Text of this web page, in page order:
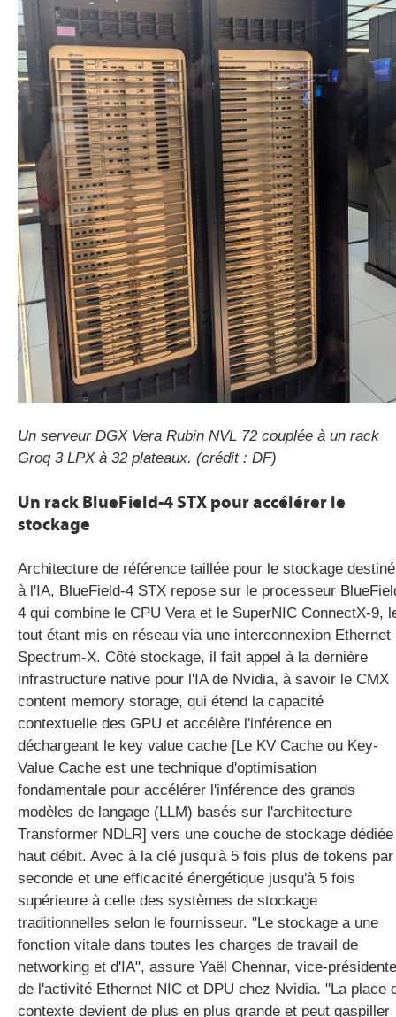
Un serveur DGX Vera Rubin NVL 72 couplée à un rack
Groq 3 LPX à 32 plateaux. (crédit : DF)
Un rack BlueField-4 STX pour accélérer le
stockage
Architecture de référence taillée pour le stockage destiné
à l'IA, BlueField-4 STX repose sur le processeur
4 qui combine le CPU Vera et le SuperNIC ConnectX-9,
tout étant mis en réseau via une interconnexion Ethernet
Spectrum-X. Côté stockage, il fait appel à la dernière
infrastructure native pour l'IA de Nvidia, à savoir le CMX
content memory storage, qui étend la capacité
contextuelle des GPU et accélère l'inférence en
déchargeant le key value cache [Le KV Cache ou Key-
Value Cache est une technique d'optimisation
fondamentale pour accélérer l'inférence des grands
modèles de langage (LLM) basés sur l'architecture
Transformer NDLR] vers une couche de stockage
haut débit. Avec à la clé jusqu'à 5 fois plus de tokens par
seconde et une efficacité énergétique jusqu'à 5 fois
supérieure à celle des systèmes de stockage
traditionnelles selon le fournisseur. "Le stockage a une
fonction vitale dans toutes les charges de travail de
networking et d'IA", assure Yaël Chennar, vice-présidente
de l'activité Ethernet NIC et DPU chez Nvidia. "La place
contexte devient de plus en plus grande et peut gaspiller